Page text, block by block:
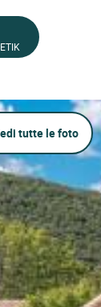
tutte le foto